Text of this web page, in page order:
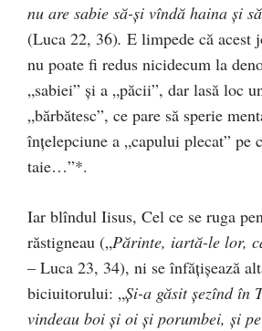
nu are sabie să-şi vîndă haina şi
(Luca 22, 36). E limpede că acest
nu poate fi redus nicidecum la
„sabiei” şi a „păcii”, dar lasă loc
„bărbătesc”, ce pare să sperie
înţelepciune a „capului plecat” pe
taie…”*.
Iar blîndul Iisus, Cel ce se ruga
răstigneau („Părinte, iartă-le lor,
– Luca 23, 34), ni se înfăţişează
biciuitorului: „Şi-a găsit şezînd în
vindeau boi şi oi şi porumbei, şi